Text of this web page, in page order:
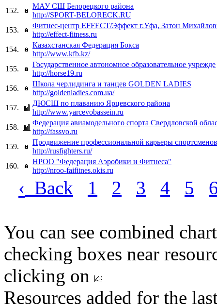
152.
МАУ СШ Белорецкого района
http://SPORT-BELORECK.RU
153.
Фитнес-центр EFFECT/Эффект г.Уфа, Затон
http://effect-fitness.ru
154.
Казахстанская Федерация Бокса
http://www.kfb.kz/
155.
Государственное автономное образовательное учрежде
http://horse19.ru
156.
Школа черлидинга и танцев GOLDEN LADIES
http://goldenladies.com.ua/
157.
ДЮСШ по плаванию Ярцевского района
http://www.yarcevobassein.ru
158.
Федерация авиамодельного спорта Свердловской
http://fassvo.ru
159.
Продвижение профессиональной карьеры спортсменов
http://rusfighters.ru/
160.
НРОО "Федерация Аэробики и Фитнеса"
http://nroo-faifitnes.okis.ru
‹ Back 1 2 3 4 5
You can see combined
checking boxes near
clicking on
Resources added for the